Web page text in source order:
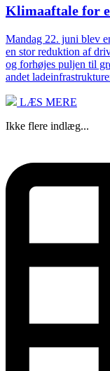
Klimaaftale for
Mandag 22. juni blev
en stor reduktion af
og forhøjes puljen til
andet
LÆS MERE
Ikke flere indlæg...